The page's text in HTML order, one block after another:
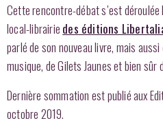
Cette rencontre-débat s’est
local-librairie des éditions
parlé de son nouveau livre, mais
musique, de Gilets Jaunes et bien sûr
Dernière sommation est publié aux
octobre 2019.